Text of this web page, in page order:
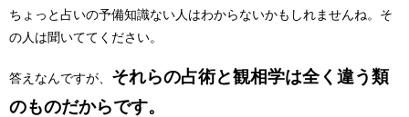
ちょっと占いの予備知識ない人はわからないかもしれませんね。そ
の人は聞いててください。
答えなんですが、 それらの占術と観相学は全く違う類
のものだからです。